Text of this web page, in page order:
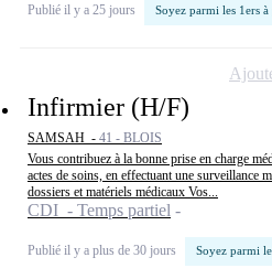
Publié il y a 25 jours Soyez parmi les 1ers
Infirmier (H/F)
SAMSAH - 41 - BLOIS
Vous contribuez à la bonne prise en charge
actes de soins, en effectuant une surveillance
dossiers et matériels médicaux Vos...
CDI - Temps partiel
Publié il y a plus de 30 jours Soyez parmi